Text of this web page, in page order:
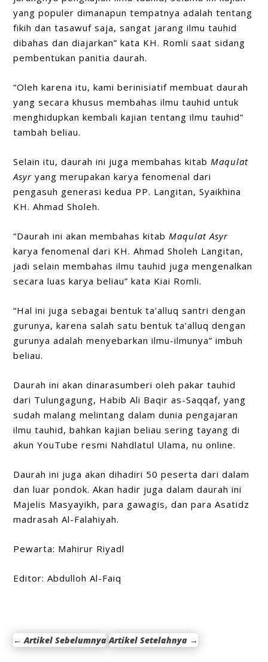
yang populer dimanapun tempatnya adalah tentang
fikih dan tasawuf saja, sangat jarang ilmu tauhid
dibahas dan diajarkan” kata KH. Romli saat sidang
pembentukan panitia daurah.
“Oleh karena itu, kami berinisiatif membuat daurah
yang secara khusus membahas ilmu tauhid untuk
menghidupkan kembali kajian tentang ilmu tauhid”
tambah beliau.
Selain itu, daurah ini juga membahas kitab Maqulat
Asyryang merupakan karya fenomenal dari
pengasuh generasi kedua PP. Langitan, Syaikhina
KH. Ahmad Sholeh.
“Daurah ini akan membahas kitab Maqulat Asyr
karya fenomenal dari KH. Ahmad Sholeh Langitan,
jadi selain membahas ilmu tauhid juga mengenalkan
secara luas karya beliau” kata Kiai Romli.
“Hal ini juga sebagai bentuk ta’alluq santri dengan
gurunya, karena salah satu bentuk ta’alluq dengan
gurunya adalah menyebarkan ilmu-ilmunya” imbuh
beliau.
Daurah ini akan dinarasumberi oleh pakar tauhid
dari Tulungagung, Habib Ali Baqir as-Saqqaf, yang
sudah malang melintang dalam dunia pengajaran
ilmu tauhid, bahkan kajian beliau sering tayang di
akun YouTube resmi Nahdlatul Ulama, nu online.
Daurah ini juga akan dihadiri 50 peserta dari dalam
dan luar pondok. Akan hadir juga dalam daurah ini
Majelis Masyayikh, para gawagis, dan para Asatidz
madrasah Al-Falahiyah.
Pewarta: Mahirur Riyadl
Editor: Abdulloh Al-Faiq
←Artikel Sebelumnya Artikel Setelahnya →